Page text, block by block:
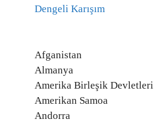
Dengeli Karışım
Afganistan
Almanya
Amerika Birleşik Devletleri
Amerikan Samoa
Andorra